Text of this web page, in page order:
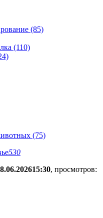
(85)
(110)
(75)
530
15:30, просмотров: